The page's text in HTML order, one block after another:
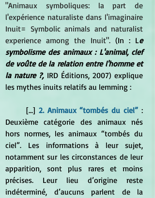
"Animaux symboliques: la part de
l'expérience naturaliste dans l'imaginaire
Inuit= Symbolic animals and naturalist
experience among the Inuit". (In : Le
symbolisme des animaux : L'animal, clef
de voûte de la relation entre l'homme et
la nature ?, IRD Éditions, 2007) explique
les mythes inuits relatifs au lemming :
	[...]
2. Animaux “tombés du ciel” :
Deuxième catégorie des animaux nés
hors normes, les animaux “tombés du
ciel”. Les informations à leur sujet,
notamment sur les circonstances de leur
apparition, sont plus rares et moins
précises. Leur lieu d’origine reste
indéterminé, d’aucuns parlent de la